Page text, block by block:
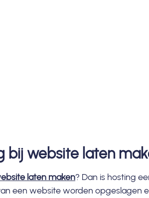
bij website laten
laten maken? Dan is hosting
een website worden opgeslagen